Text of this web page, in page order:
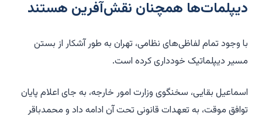
دیپلمات‌ها همچنان نقش‌آفرین هستند
با وجود تمام لفاظی‌های نظامی، تهران به طور آشکار از بستن
مسیر دیپلماتیک خودداری کرده است.
اسماعیل بقایی، سخنگوی وزارت امور خارجه، به جای اعلام پایان
توافق موقت، به تعهدات قانونی تحت آن ادامه داد و محمدباقر